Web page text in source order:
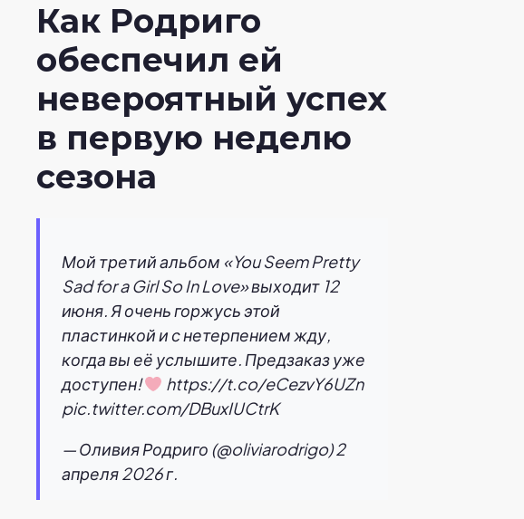
Как Родриго
обеспечил ей
невероятный успех
в первую неделю
сезона
Мой третий альбом «You Seem Pretty
Sad for a Girl So In Love» выходит 12
июня. Я очень горжусь этой
пластинкой и с нетерпением жду,
когда вы её услышите. Предзаказ уже
доступен!
https://t.co/eCezvY6UZn
pic.twitter.com/DBuxIUCtrK
— Оливия Родриго (@oliviarodrigo) 2
апреля 2026 г.